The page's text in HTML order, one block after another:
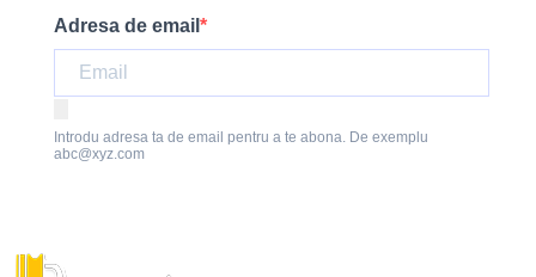
Adresa de email
Introdu adresa ta de email pentru a te abona. De exemplu
abc@xyz.com